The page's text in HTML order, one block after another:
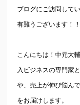
ブログにご訪問して
有難うございます！！
こんにちは！中元大
入ビジネスの専門家
や、売上が伸び悩ん
をお届けします。